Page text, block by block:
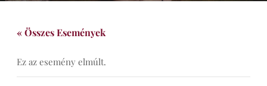
« Összes Események
Ez az esemény elmúlt.